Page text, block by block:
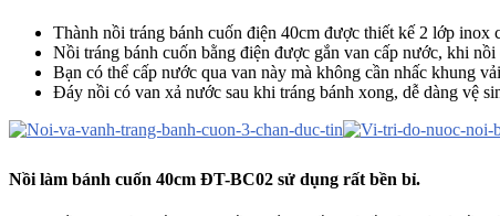
Thành nồi tráng bánh cuốn điện 40cm được thiết kế 2 lớp
Nồi tráng bánh cuốn bằng điện được gắn van cấp nước, khi nồi
Bạn có thể cấp nước qua van này mà không cần nhấc khung
Đáy nồi có van xả nước sau khi tráng bánh xong, dễ dàng vệ
Nồi làm bánh cuốn 40cm ĐT-BC02 sử dụng rất bền bỉ.